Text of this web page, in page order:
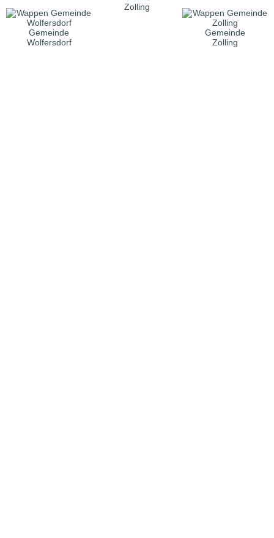
Zolling
Gemeinde
Wolfersdorf
Gemeinde
Zolling